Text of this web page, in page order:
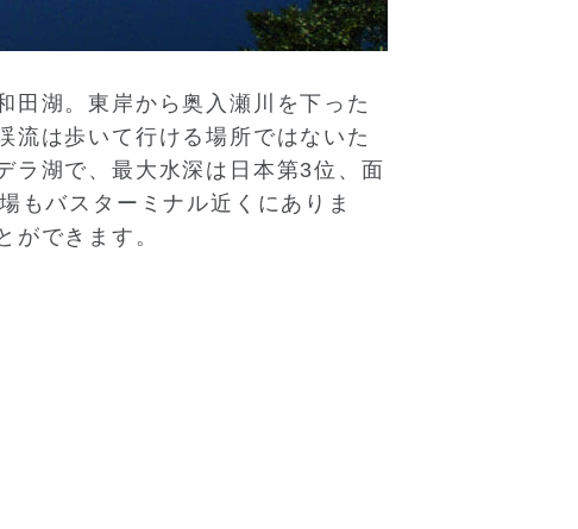
田湖。東岸から奥入瀬川を下った
流は歩いて行ける場所ではないた
ラ湖で、最大水深は日本第3位、面
もバスターミナル近くにありま
ができます。